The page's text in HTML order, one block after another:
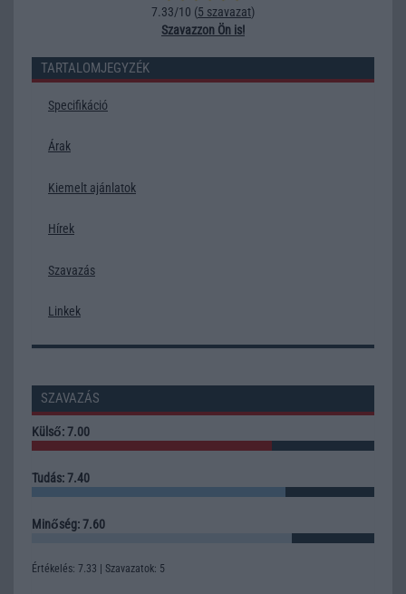
7.33/10 (5 szavazat)
Szavazzon Ön is!
TARTALOMJEGYZÉK
Specifikáció
Árak
Kiemelt ajánlatok
Hírek
Szavazás
Linkek
SZAVAZÁS
Külső: 7.00
Tudás: 7.40
Minőség: 7.60
Értékelés: 7.33 | Szavazatok: 5